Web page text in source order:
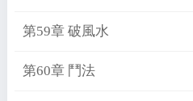
第59章 破風水
第60章 鬥法